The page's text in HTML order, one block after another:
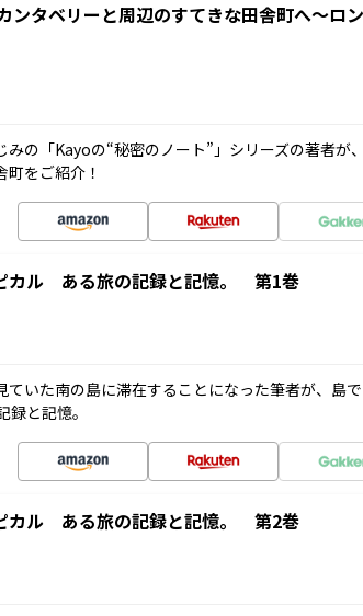
ンタベリーと周辺のすてきな田舎町へ～ロ
みの「Kayoの“秘密のノート”」シリーズの著者が
町をご紹介！
カル ある旅の記録と記憶。 第1巻
ていた南の島に滞在することになった筆者が、島
と記憶。
カル ある旅の記録と記憶。 第2巻